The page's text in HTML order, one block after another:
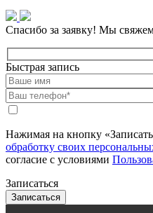
Спасибо за заявку! Мы
Быстрая запись
Нажимая на кнопку
обработку своих
согласие с условиями
Записаться